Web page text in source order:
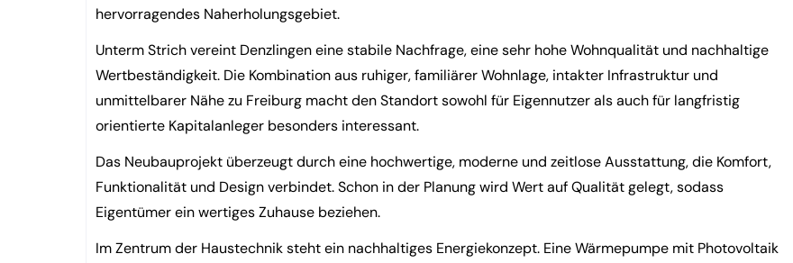
hervorragendes Naherholungsgebiet.
Unterm Strich vereint Denzlingen eine stabile Nachfrage, eine sehr hohe Wohnqualität und nachhaltige
Wertbeständigkeit. Die Kombination aus ruhiger, familiärer Wohnlage, intakter Infrastruktur und
unmittelbarer Nähe zu Freiburg macht den Standort sowohl für Eigennutzer als auch für langfristig
orientierte Kapitalanleger besonders interessant.
Das Neubauprojekt überzeugt durch eine hochwertige, moderne und zeitlose Ausstattung, die Komfort,
Funktionalität und Design verbindet. Schon in der Planung wird Wert auf Qualität gelegt, sodass
Eigentümer ein wertiges Zuhause beziehen.
Im Zentrum der Haustechnik steht ein nachhaltiges Energiekonzept. Eine Wärmepumpe mit Photovoltaik